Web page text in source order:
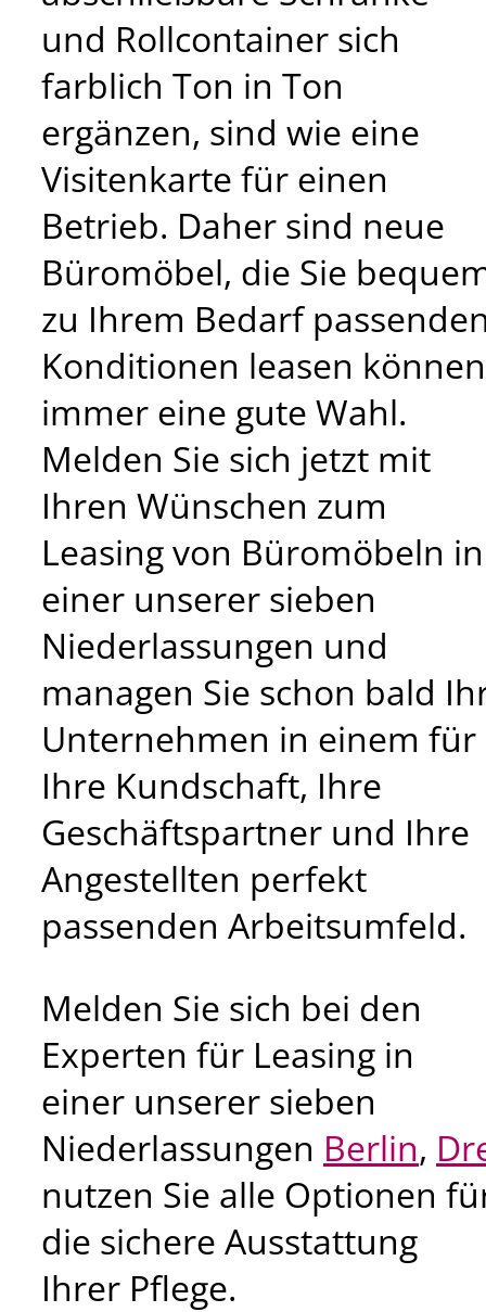
und Rollcontainer sich
farblich Ton in Ton
ergänzen, sind wie eine
Visitenkarte für einen
Betrieb. Daher sind neue
Büromöbel, die Sie
zu Ihrem Bedarf
Konditionen leasen
immer eine gute Wahl.
Melden Sie sich jetzt mit
Ihren Wünschen zum
Leasing von Büromöbeln in
einer unserer sieben
Niederlassungen und
managen Sie schon bald
Unternehmen in einem für
Ihre Kundschaft, Ihre
Geschäftspartner und Ihre
Angestellten perfekt
passenden Arbeitsumfeld.
Melden Sie sich bei den
Experten für Leasing in
einer unserer sieben
Niederlassungen Berlin,
nutzen Sie alle Optionen
die sichere Ausstattung
Ihrer Pflege.